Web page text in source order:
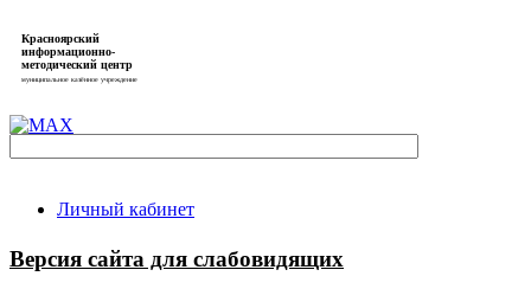
Красноярский
информационно-
методический центр
муниципальное казённое учреждение
Личный кабинет
Версия сайта для слабовидящих